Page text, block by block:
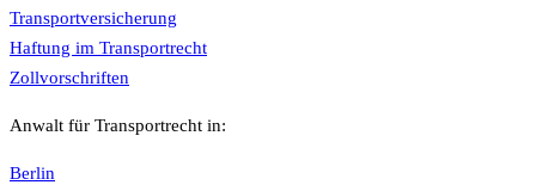
Transportversicherung
Haftung im Transportrecht
Zollvorschriften
Anwalt für Transportrecht in:
Berlin